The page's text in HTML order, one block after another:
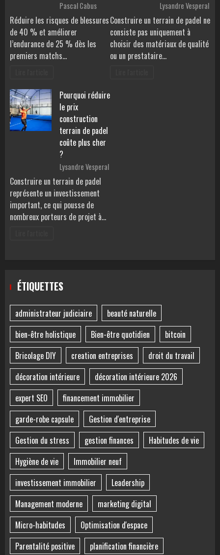
Pascal Cabus
Réduire les risques de blessures
de 40 % et améliorer
l’endurance de 25 % dès les
premiers matchs…
Lysandre Vesperal
Construire un terrain de padel ne
consiste pas uniquement à
choisir des matériaux de qualité
ou un prestataire…
Pourquoi réduire
le prix
construction
terrain de padel
coûte plus cher
?
Lysandre Vesperal
Construire un terrain de padel
représente un investissement
important, ce qui pousse de
nombreux porteurs de projet à…
ÉTIQUETTES
administrateur judiciaire
beauté naturelle
bien-être holistique
Bien-être quotidien
bitcoin
Bricolage DIY
creation entreprises
droit du travail
décoration intérieure
décoration intérieure 2026
expert SEO
financement immobilier
garde-robe capsule
Gestion d'entreprise
Gestion du stress
gestion finances
Habitudes de vie
Hygiène de vie
Immobilier neuf
investissement immobilier
Leadership
Management moderne
marketing digital
Micro-habitudes
Optimisation d'espace
Parentalité positive
planification financière